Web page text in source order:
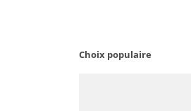
Choix populaire